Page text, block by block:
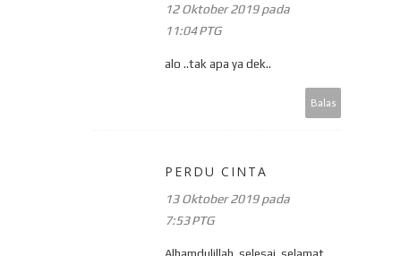
12 Oktober 2019 pada
11:04 PTG
alo ..tak apa ya dek..
Balas
PERDU CINTA
13 Oktober 2019 pada
7:53 PTG